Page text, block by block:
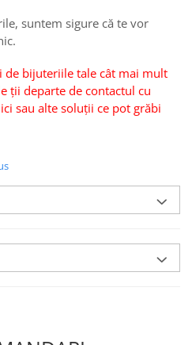
suntem sigure că te vor
de bijuteriile tale cât mai mult
ții departe de contactul cu
sau alte soluții ce pot grăbi